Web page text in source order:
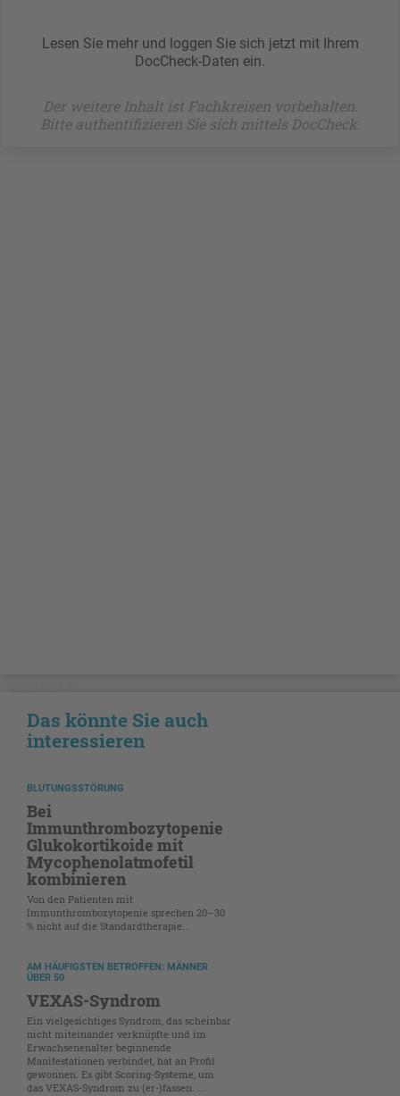
Lesen Sie mehr und loggen Sie sich jetzt mit Ihrem
DocCheck-Daten ein.
Der weitere Inhalt ist Fachkreisen vorbehalten.
Bitte authentifizieren Sie sich mittels DocCheck.
Das könnte Sie auch
interessieren
BLUTUNGSSTÖRUNG
Bei
Immunthrombozytopenie
Glukokortikoide mit
Mycophenolatmofetil
kombinieren
Von den Patienten mit
Immunthrombozytopenie sprechen 20–30
% nicht auf die Standardtherapie...
AM HÄUFIGSTEN BETROFFEN: MÄNNER
ÜBER 50
VEXAS-Syndrom
Ein vielgesichtiges Syndrom, das scheinbar
nicht miteinander verknüpfte und im
Erwachsenenalter beginnende
Manifestationen verbindet, hat an Profil
gewonnen. Es gibt Scoring-Systeme, um
das VEXAS-Syndrom zu (er-)fassen. ...